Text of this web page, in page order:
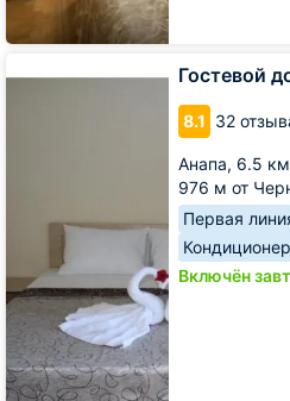
Гостевой
8.1 32
Анапа, 6.5 км
976 м от
Первая
Кондиционер
Включён
дом